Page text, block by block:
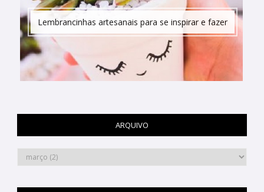
Lembrancinhas artesanais para se inspirar e fazer
ARQUIVO